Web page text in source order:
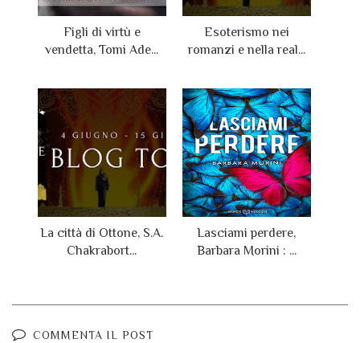
Figli di virtù e
vendetta, Tomi Ade...
Esoterismo nei
romanzi e nella real...
La città di Ottone, S.A.
Chakrabort...
Lasciami perdere,
Barbara Morini : ...
COMMENTA IL POST